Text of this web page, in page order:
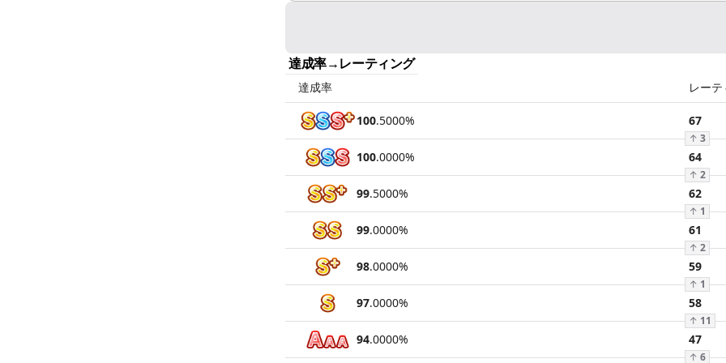
達成率→レーティング
達成率 レー
100.5000% 67
↑ 3
100.0000% 64
↑ 2
99.5000% 62
↑ 1
99.0000% 61
↑ 2
98.0000% 59
↑ 1
97.0000% 58
↑ 11
94.0000% 47
↑ 6